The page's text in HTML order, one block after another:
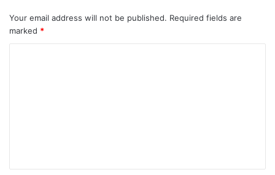
Your email address will not be published. Required fields are
marked *